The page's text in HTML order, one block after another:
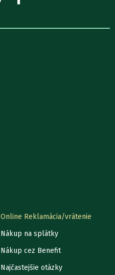
Online Reklamácia/vrátenie
Nákup na splátky
Nákup cez Benefit
Najčastejšie otázky